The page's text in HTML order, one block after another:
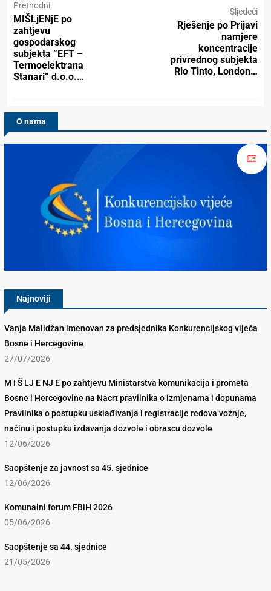
Prethodni
MIŠLjENjE po
zahtjevu
gospodarskog
subjekta ”EFT –
Termoelektrana
Stanari” d.o.o.…
Sljedeći
Rješenje po Prijavi
namjere
koncentracije
privrednog subjekta
Rio Tinto, London…
O nama
Najnoviji
Vanja Malidžan imenovan za predsjednika Konkurencijskog vijeća
Bosne i Hercegovine
27/07/2026
M I Š LJ E NJ E po zahtjevu Ministarstva komunikacija i prometa
Bosne i Hercegovine na Nacrt pravilnika o izmjenama i dopunama
Pravilnika o postupku usklađivanja i registracije redova vožnje,
načinu i postupku izdavanja dozvole i obrascu dozvole
12/06/2026
Saopštenje za javnost sa 45. sjednice
12/06/2026
Komunalni forum FBiH 2026
05/06/2026
Saopštenje sa 44. sjednice
21/05/2026